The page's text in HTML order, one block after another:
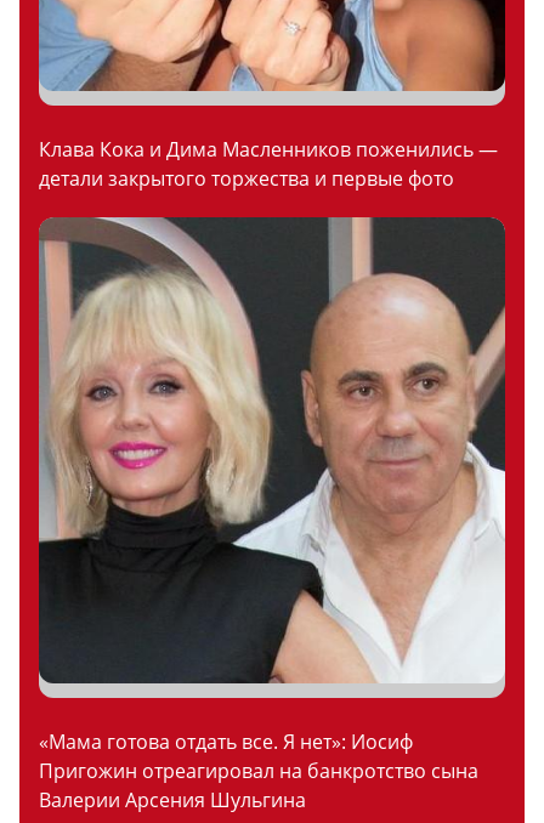
Клава Кока и Дима Масленников поженились —
детали закрытого торжества и первые фото
«Мама готова отдать все. Я нет»: Иосиф
Пригожин отреагировал на банкротство сына
Валерии Арсения Шульгина